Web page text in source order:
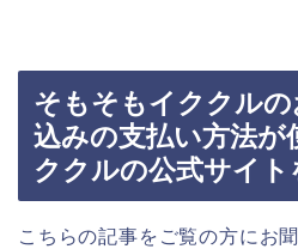
そもそもイククルの
込みの支払い方法が
ククルの公式サイト
こちらの記事をご覧の方にお